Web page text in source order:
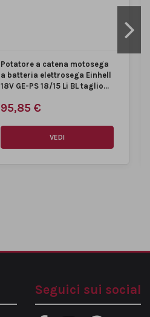
Potatore a catena motosega
a batteria elettrosega Einhell
18V GE-PS 18/15 Li BL taglio...
95,85 €
VEDI
Seguici sui social